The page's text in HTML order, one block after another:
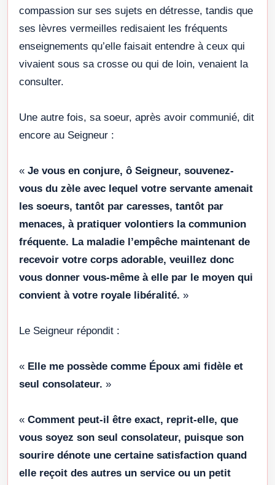
compassion sur ses sujets en détresse, tandis que
ses lèvres vermeilles redisaient les fréquents
enseignements qu’elle faisait entendre à ceux qui
vivaient sous sa crosse ou qui de loin, venaient la
consulter.
Une autre fois, sa soeur, après avoir communié, dit
encore au Seigneur :
« Je vous en conjure, ô Seigneur, souvenez-
vous du zèle avec lequel votre servante amenait
les soeurs, tantôt par caresses, tantôt par
menaces, à pratiquer volontiers la communion
fréquente. La maladie l’empêche maintenant de
recevoir votre corps adorable, veuillez donc
vous donner vous-même à elle par le moyen qui
convient à votre royale libéralité. »
Le Seigneur répondit :
« Elle me possède comme Époux ami fidèle et
seul consolateur. »
« Comment peut-il être exact, reprit-elle, que
vous soyez son seul consolateur, puisque son
sourire dénote une certaine satisfaction quand
elle reçoit des autres un service ou un petit